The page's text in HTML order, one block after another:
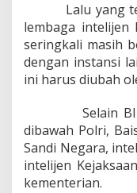
Lalu yang
lembaga intelijen
seringkali masih
dengan instansi
ini harus diubah
Selain BIN,
dibawah Polri,
Sandi Negara,
intelijen
kementerian.